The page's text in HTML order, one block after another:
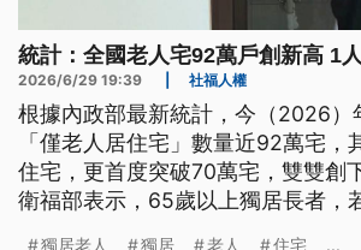
統計：全國老人宅92萬戶創新高 1
2026/6/29 19:39 社福人權
根據內政部最新統計，今（2026）
「僅老人居住宅」數量近92萬宅，
住宅，更首度突破70萬宅，雙雙創
衛福部表示，65歲以上獨居長者，
獨居老人 獨居 老人 住宅 ...